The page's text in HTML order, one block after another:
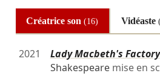
Créatrice son(16) Vidéaste
2021 Lady Macbeth's Factory
Shakespearemise en